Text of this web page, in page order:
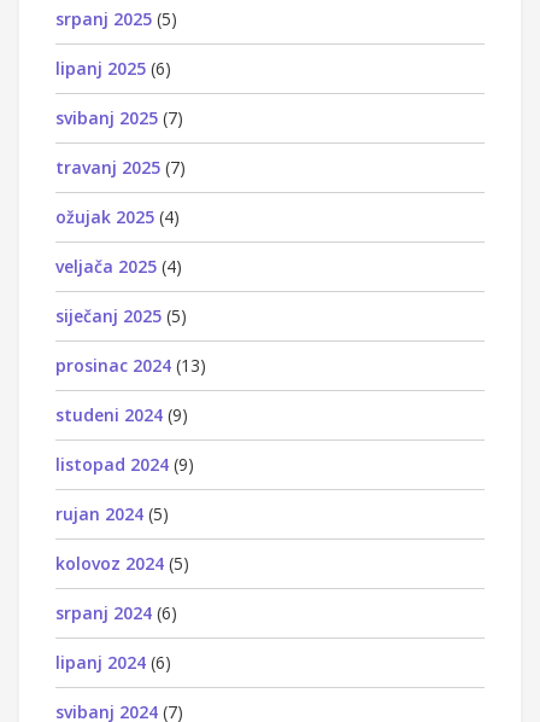
srpanj 2025 (5)
lipanj 2025 (6)
svibanj 2025 (7)
travanj 2025 (7)
ožujak 2025 (4)
veljača 2025 (4)
siječanj 2025 (5)
prosinac 2024 (13)
studeni 2024 (9)
listopad 2024 (9)
rujan 2024 (5)
kolovoz 2024 (5)
srpanj 2024 (6)
lipanj 2024 (6)
svibanj 2024 (7)